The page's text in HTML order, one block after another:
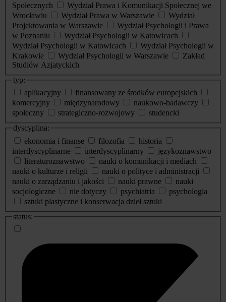
Społecznych
Wydział Prawa i Komunikacji Społecznej we
Wrocławiu
Wydział Prawa w Warszawie
Wydział
Projektowania w Warszawie
Wydział Psychologii i Prawa
w Poznaniu
Wydział Psychologii w Katowicach
Wydział Psychologii w Katowicach
Wydział Psychologii w
Krakowie
Wydział Psychologii w Warszawie
Zakład
Studiów Azjatyckich
typ:
aplikacyjny
finansowany ze środków europejskich
komercyjny
międzynarodowy
naukowo-badawczy
społeczny
strategiczno-rozwojowy
studencki
dyscyplina:
ekonomia i finanse
filozofia
historia
interdyscyplinarne
interdyscyplinarny
językoznawstwo
literaturoznawstwo
nauki o komunikacji i mediach
nauki o kulturze i religii
nauki o polityce i administracji
nauki o zarządzaniu i jakości
nauki prawne
nauki
socjologiczne
nie dotyczy psychiatria
psychologia
sztuki plastyczne i konserwacja dzieł sztuki
status: